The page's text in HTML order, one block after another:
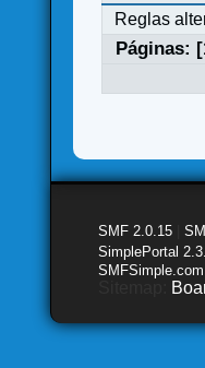
Reglas
Páginas: [
SMF 2.0.15 |
SimplePortal